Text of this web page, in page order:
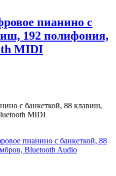
пианино с
192 полифония,
MIDI
с банкеткой, 88 клавиш,
MIDI